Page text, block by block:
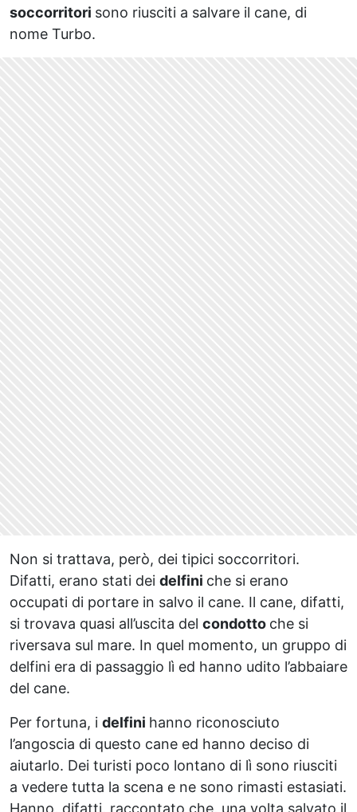
soccorritori sono riusciti a salvare il cane, di
nome Turbo.
Non si trattava, però, dei tipici soccorritori.
Difatti, erano stati dei delfini che si erano
occupati di portare in salvo il cane. Il cane, difatti,
si trovava quasi all’uscita del condotto che si
riversava sul mare. In quel momento, un gruppo di
delfini era di passaggio lì ed hanno udito l’abbaiare
del cane.
Per fortuna, i delfini hanno riconosciuto
l’angoscia di questo cane ed hanno deciso di
aiutarlo. Dei turisti poco lontano di lì sono riusciti
a vedere tutta la scena e ne sono rimasti estasiati.
Hanno, difatti, raccontato che, una volta salvato il